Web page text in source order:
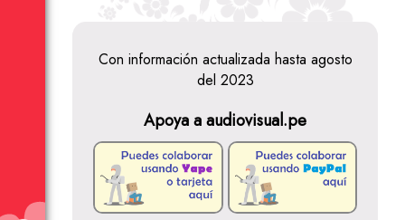
Con información actualizada hasta agosto
del 2023
Apoya a audiovisual.pe